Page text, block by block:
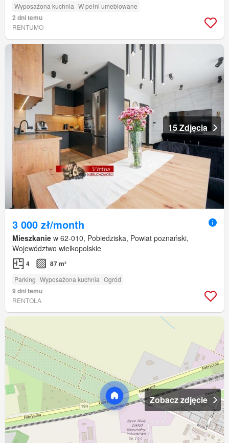
Wyposażona kuchnia W pełni umeblowane
2 dni temu
RENTUMO
15 Zdjęcia
3 000 zł/month
Mieszkanie w 62-010, Pobiedziska, Powiat poznański,
Województwo wielkopolskie
4 87 m²
Parking Wyposażona kuchnia Ogród
9 dni temu
RENTOLA
Zobacz zdjęcie